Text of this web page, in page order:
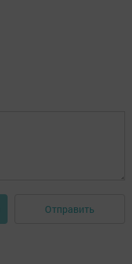
Отправить